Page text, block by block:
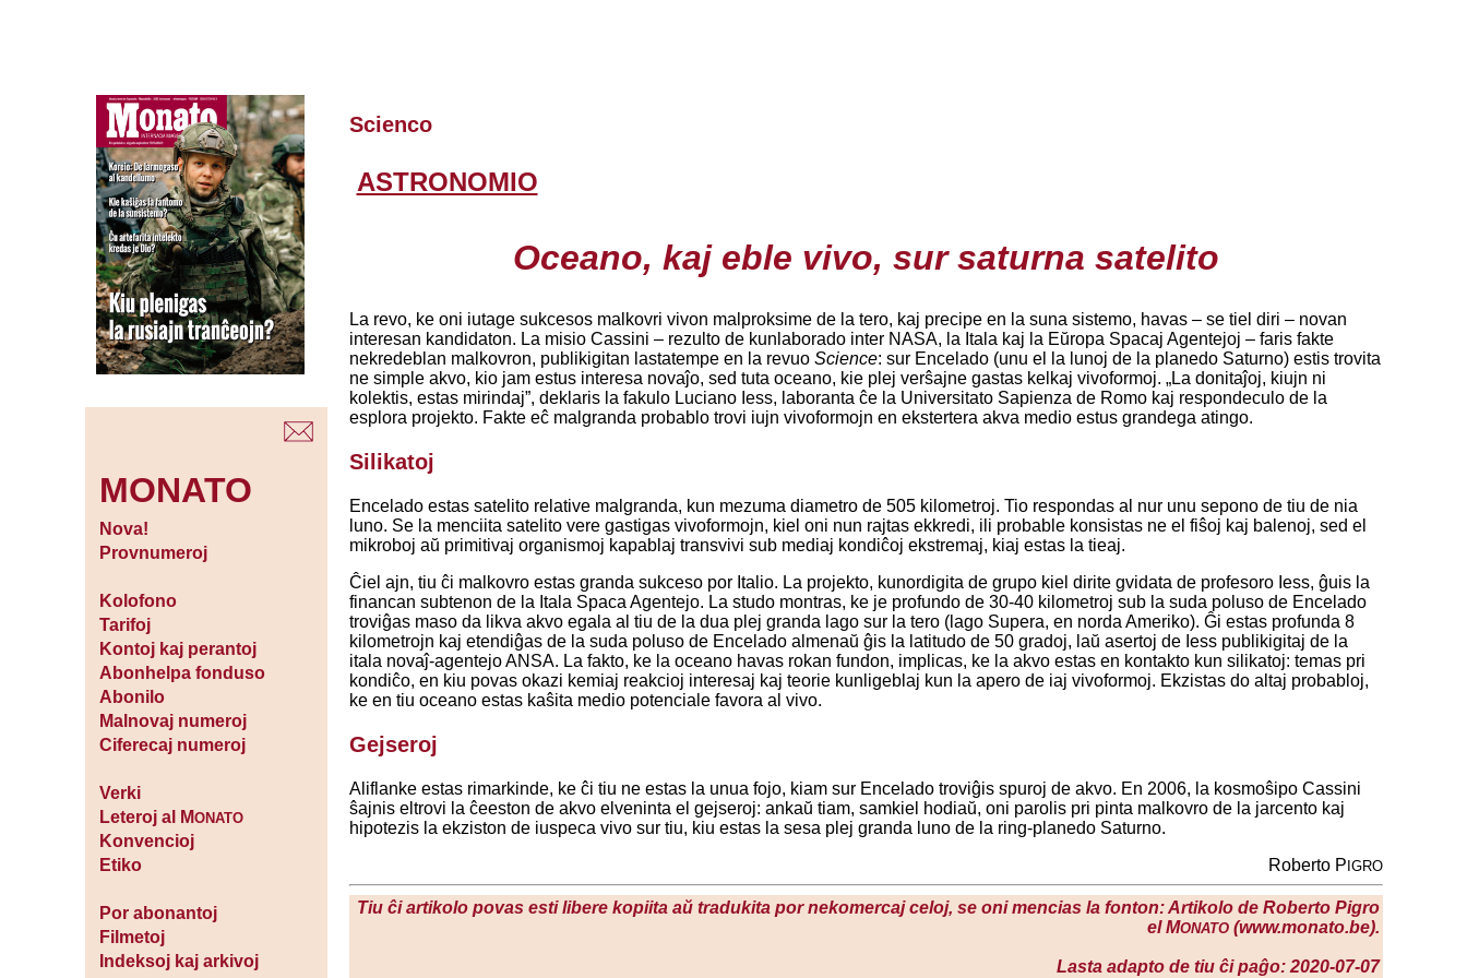
MONATO
Nova!
Provnumeroj
Kolofono
Tarifoj
Kontoj kaj perantoj
Abonhelpa fonduso
Abonilo
Malnovaj numeroj
Ciferecaj numeroj
Verki
Leteroj al MONATO
Konvencioj
Etiko
Por abonantoj
Filmetoj
Indeksoj kaj arkivoj
Scienco
ASTRONOMIO
Oceano, kaj eble vivo, sur saturna satelito
La revo, ke oni iutage sukcesos malkovri vivon malproksime de la tero, kaj precipe en la suna sistemo, havas – se tiel diri – novan
interesan kandidaton. La misio Cassini – rezulto de kunlaborado inter NASA, la Itala kaj la Eŭropa Spacaj Agentejoj – faris fakte
nekredeblan malkovron, publikigitan lastatempe en la revuo Science: sur Encelado (unu el la lunoj de la planedo Saturno) estis trovita
ne simple akvo, kio jam estus interesa novaĵo, sed tuta oceano, kie plej verŝajne gastas kelkaj vivoformoj. „La donitaĵoj, kiujn ni
kolektis, estas mirindaj”, deklaris la fakulo Luciano Iess, laboranta ĉe la Universitato Sapienza de Romo kaj respondeculo de la
esplora projekto. Fakte eĉ malgranda probablo trovi iujn vivoformojn en ekstertera akva medio estus grandega atingo.
Silikatoj
Encelado estas satelito relative malgranda, kun mezuma diametro de 505 kilometroj. Tio respondas al nur unu sepono de tiu de nia
luno. Se la menciita satelito vere gastigas vivoformojn, kiel oni nun rajtas ekkredi, ili probable konsistas ne el fiŝoj kaj balenoj, sed el
mikroboj aŭ primitivaj organismoj kapablaj transvivi sub mediaj kondiĉoj ekstremaj, kiaj estas la tieaj.
Ĉiel ajn, tiu ĉi malkovro estas granda sukceso por Italio. La projekto, kunordigita de grupo kiel dirite gvidata de profesoro Iess, ĝuis la
financan subtenon de la Itala Spaca Agentejo. La studo montras, ke je profundo de 30-40 kilometroj sub la suda poluso de Encelado
troviĝas maso da likva akvo egala al tiu de la dua plej granda lago sur la tero (lago Supera, en norda Ameriko). Ĝi estas profunda 8
kilometrojn kaj etendiĝas de la suda poluso de Encelado almenaŭ ĝis la latitudo de 50 gradoj, laŭ asertoj de Iess publikigitaj de la
itala novaĵ-agentejo ANSA. La fakto, ke la oceano havas rokan fundon, implicas, ke la akvo estas en kontakto kun silikatoj: temas pri
kondiĉo, en kiu povas okazi kemiaj reakcioj interesaj kaj teorie kunligeblaj kun la apero de iaj vivoformoj. Ekzistas do altaj probabloj,
ke en tiu oceano estas kaŝita medio potenciale favora al vivo.
Gejseroj
Aliflanke estas rimarkinde, ke ĉi tiu ne estas la unua fojo, kiam sur Encelado troviĝis spuroj de akvo. En 2006, la kosmoŝipo Cassini
ŝajnis eltrovi la ĉeeston de akvo elveninta el gejseroj: ankaŭ tiam, samkiel hodiaŭ, oni parolis pri pinta malkovro de la jarcento kaj
hipotezis la ekziston de iuspeca vivo sur tiu, kiu estas la sesa plej granda luno de la ring-planedo Saturno.
Roberto P IGRO
Tiu ĉi artikolo povas esti libere kopiita aŭ tradukita por nekomercaj celoj, se oni mencias la fonton: Artikolo de Roberto Pigro
el MONATO(www.monato.be).
Lasta adapto de tiu ĉi paĝo: 2020-07-07